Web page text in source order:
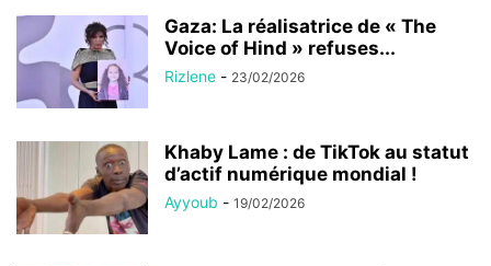
Gaza: La réalisatrice de « The
Voice of Hind » refuses...
Rizlene - 23/02/2026
Khaby Lame : de TikTok au statut
d’actif numérique mondial !
Ayyoub - 19/02/2026